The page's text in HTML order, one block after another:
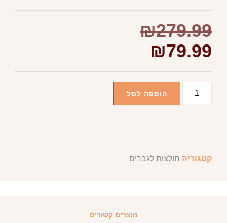
₪279.99
₪79.99
הוספה לסל
קטגוריה חולצות לגברים
מוצרים קשורים